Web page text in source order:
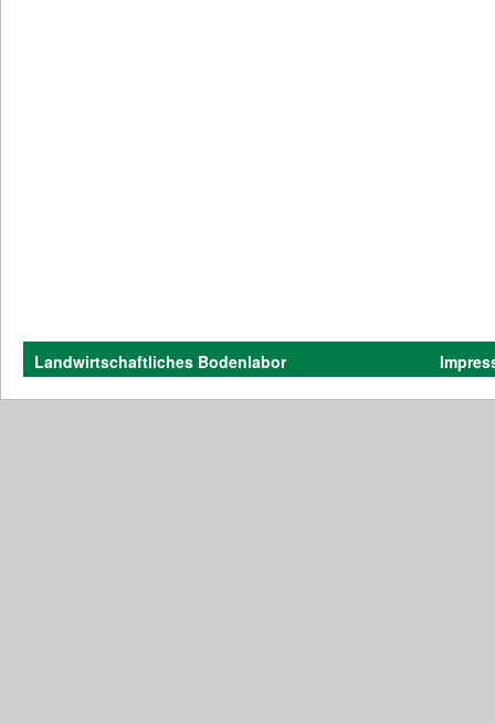
Landwirtschaftliches Bodenlabor